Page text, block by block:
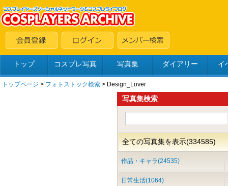
トップ コスプレ写真 写真集 ダイアリー イ
トップページ > フォトストック検索 > Design_Lover
写真集検索
全ての写真集を表示(334585)
作品・キャラ(24535)
日常生活(1064)